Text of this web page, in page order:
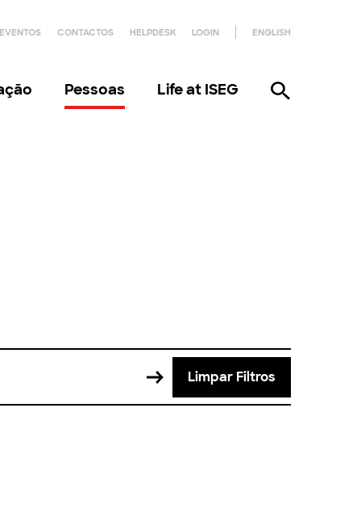
EVENTOS CONTACTOS HELPDESK LOGIN ENGLISH
Pessoas Life at ISEG
Limpar Filtros